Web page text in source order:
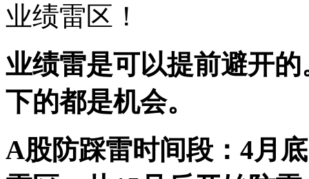
业绩雷区！
业绩雷是可以提前避开
下的都是机会。
A股防踩雷时间段： 4月